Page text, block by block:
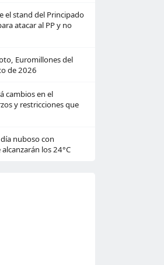
el stand del Principado
atacar al PP y no
Euromillones del
de 2026
cambios en el
y restricciones que
nuboso con
los 24°C